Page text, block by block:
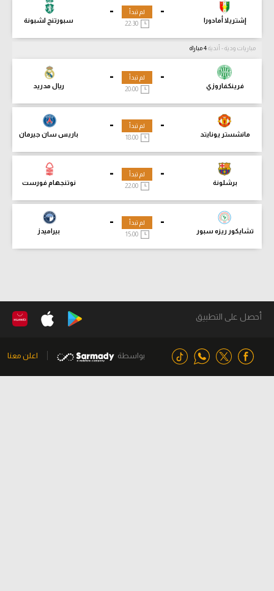
-
إشتريلا أمادورا
-
سبورتنج لشبونة
لم تبدأ
مباريات ودية - أندية
-
فرينكفاروزي
-
ريال مدريد
لم تبدأ
-
مانشستر يونايتد
-
باريس سان جيرمان
لم تبدأ
18:00
-
برشلونة
-
نوتنجهام فورست
لم تبدأ
-
تشايكور ريزه سبور
-
بيراميدز
لم تبدأ
15:00
أحصل على التطبيق
بواسطة اعلن معنا